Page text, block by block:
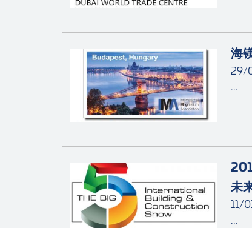
海
29/
...
未
11/
...